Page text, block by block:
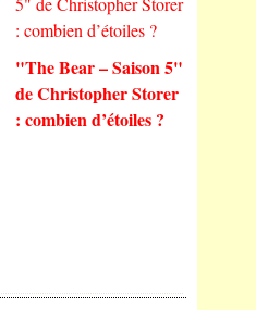
"The Bear – Saison 5"
de Christopher Storer
: combien d’étoiles ?